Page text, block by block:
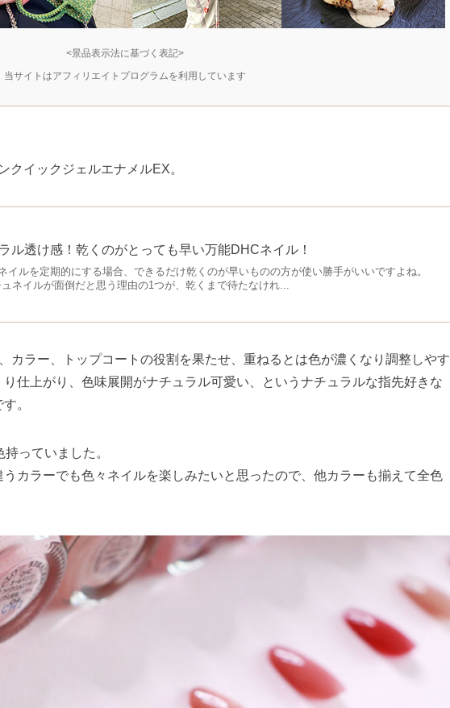
<景品表示法に基づく表記>
当サイトはアフィリエイトプログラムを利用しています
クイックジェルエナメルEX。
ル透け感！乾くのがとっても早い万能DHCネイル！
イルを定期的にする場合、できるだけ乾くのが早いものの方が使い勝手がいいですよね。
ネイルが面倒だと思う理由の1つが、乾くまで待たなけれ...
カラー、トップコートの役割を果たせ、重ねるとは色が濃くなり調整しやす
仕上がり、色味展開がナチュラル可愛い、というナチュラルな指先好きな
。
っていました。
カラーでも色々ネイルを楽しみたいと思ったので、他カラーも揃えて全色